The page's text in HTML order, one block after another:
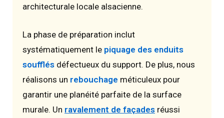
architecturale locale alsacienne.
La phase de préparation inclut
systématiquement le piquage des enduits
soufflés défectueux du support. De plus, nous
réalisons un rebouchage méticuleux pour
garantir une planéité parfaite de la surface
murale. Un ravalement de façades réussi